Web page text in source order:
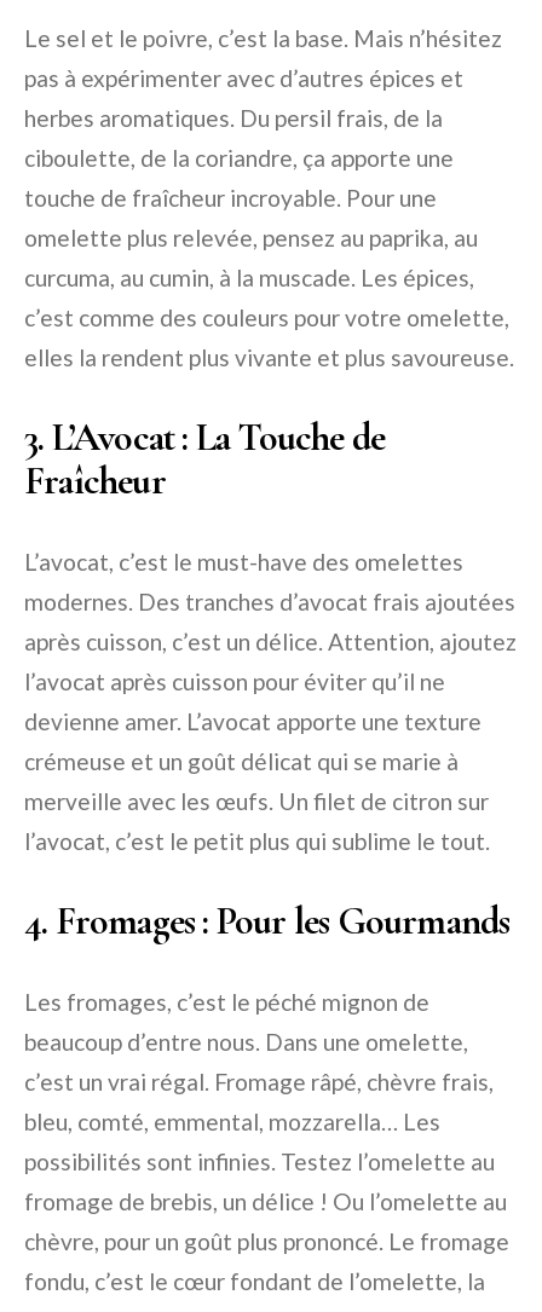
Le sel et le poivre, c’est la base. Mais n’hésitez
pas à expérimenter avec d’autres épices et
herbes aromatiques. Du persil frais, de la
ciboulette, de la coriandre, ça apporte une
touche de fraîcheur incroyable. Pour une
omelette plus relevée, pensez au paprika, au
curcuma, au cumin, à la muscade. Les épices,
c’est comme des couleurs pour votre omelette,
elles la rendent plus vivante et plus savoureuse.
3. L’Avocat : La Touche de
Fraîcheur
L’avocat, c’est le must-have des omelettes
modernes. Des tranches d’avocat frais ajoutées
après cuisson, c’est un délice. Attention, ajoutez
l’avocat après cuisson pour éviter qu’il ne
devienne amer. L’avocat apporte une texture
crémeuse et un goût délicat qui se marie à
merveille avec les œufs. Un filet de citron sur
l’avocat, c’est le petit plus qui sublime le tout.
4. Fromages : Pour les Gourmands
Les fromages, c’est le péché mignon de
beaucoup d’entre nous. Dans une omelette,
c’est un vrai régal. Fromage râpé, chèvre frais,
bleu, comté, emmental, mozzarella… Les
possibilités sont infinies. Testez l’omelette au
fromage de brebis, un délice ! Ou l’omelette au
chèvre, pour un goût plus prononcé. Le fromage
fondu, c’est le cœur fondant de l’omelette, la